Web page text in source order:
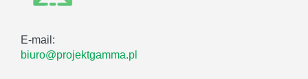
E-mail:
biuro@projektgamma.pl